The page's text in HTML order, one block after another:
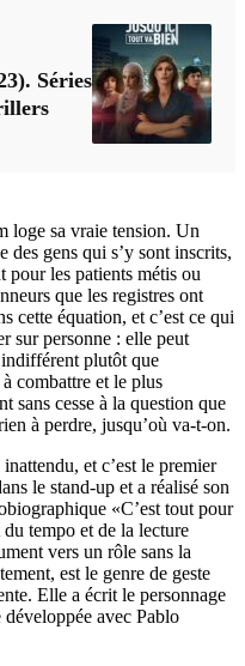
Séries
loge sa vraie tension. Un
des gens qui s’y sont inscrits,
pour les patients métis ou
que les registres ont
cette équation, et c’est ce qui
sur personne : elle peut
indifférent plutôt que
combattre et le plus
sans cesse à la question que
à perdre, jusqu’où va-t-on.
et c’est le premier
le stand-up et a réalisé son
«C’est tout pour
tempo et de la lecture
vers un rôle sans la
est le genre de geste
Elle a écrit le personnage
avec Pablo